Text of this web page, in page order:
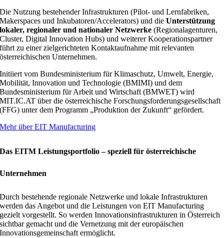
Die Nutzung bestehender Infrastrukturen (Pilot- und Lernfabriken,
Makerspaces und Inkubatoren/Accelerators) und dieUnterstützung
lokaler, regionaler und nationaler Netzwerke (Regionalagenturen,
Cluster, Digital Innovation Hubs) und weiterer Kooperationspartner
führt zu einer zielgerichteten Kontaktaufnahme mit relevanten
österreichischen Unternehmen.
Initiiert vom Bundesministerium für Klimaschutz, Umwelt, Energie,
Mobilität, Innovation und Technologie (BMIMI) und dem
Bundesministerium für Arbeit und Wirtschaft (BMWET) wird
MIT.IC.AT über die österreichische Forschungsforderungsgesellschaft
(FFG) unter dem Programm „Produktion der Zukunft“ gefördert.
Mehr über EIT Manufacturing
Das EITM Leistungsportfolio – speziell für österreichische
Unternehmen
Durch bestehende regionale Netzwerke und lokale Infrastrukturen
werden das Angebot und die Leistungen von EIT Manufacturing
gezielt vorgestellt. So werden Innovationsinfrastrukturen in Österreich
sichtbar gemacht und die Vernetzung mit der europäischen
Innovationsgemeinschaft ermöglicht.